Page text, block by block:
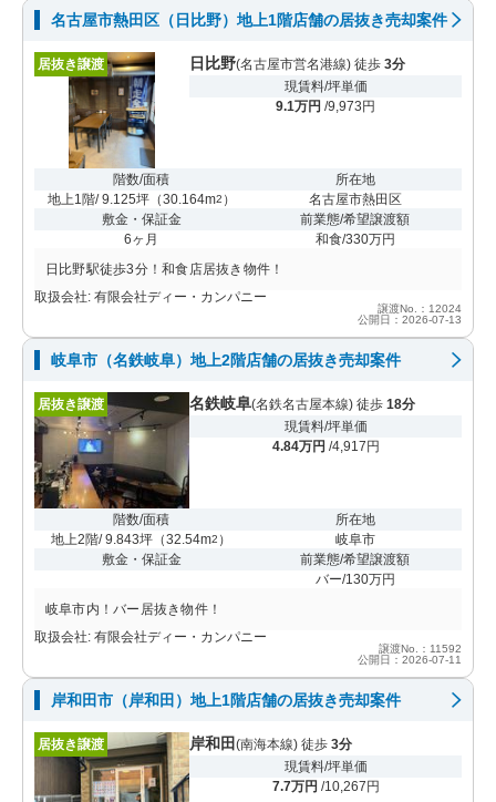
名古屋市熱田区（日比野）地上1階店舗の居抜き売却案件
居抜き譲渡 日比野(名古屋市営名港線) 徒歩 3分
現賃料/坪単価
9.1万円 /9,973円
階数/面積
地上1階/ 9.125坪（30.164m2 ）
所在地
名古屋市熱田区
敷金・保証金
6ヶ月
前業態/希望譲渡額
和食/330万円
日比野駅徒歩3分！和食店居抜き物件！
取扱会社: 有限会社ディー・カンパニー
譲渡No.：12024
公開日：2026-07-13
岐阜市（名鉄岐阜）地上2階店舗の居抜き売却案件
居抜き譲渡 名鉄岐阜(名鉄名古屋本線) 徒歩 18分
現賃料/坪単価
4.84万円 /4,917円
階数/面積
地上2階/ 9.843坪 （32.54m2 ）
所在地
岐阜市
敷金・保証金
前業態/希望譲渡額
バー/130万円
岐阜市内！バー居抜き物件！
取扱会社: 有限会社ディー・カンパニー
譲渡No.：11592
公開日：2026-07-11
岸和田市（岸和田）地上1階店舗の居抜き売却案件
居抜き譲渡 岸和田 (南海本線) 徒歩 3分
現賃料/坪単価
7.7万円 /10,267円